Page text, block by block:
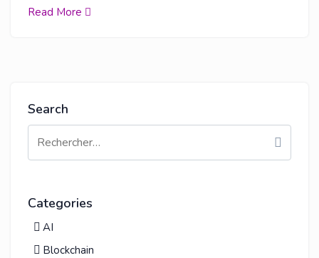
Read More
Search
Categories
AI
Blockchain